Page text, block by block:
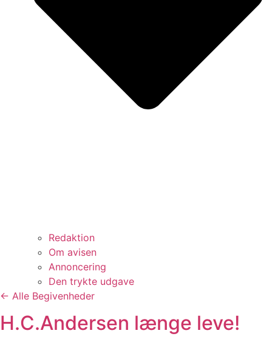
Redaktion
Om avisen
Annoncering
Den trykte udgave
← Alle Begivenheder
H.C.Andersen længe leve!